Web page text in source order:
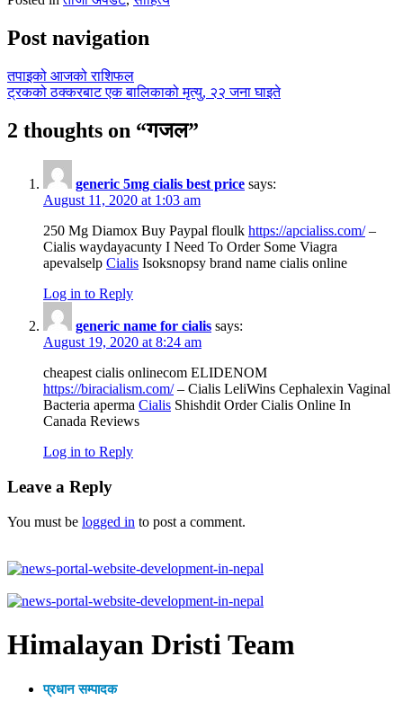
Post navigation
तपाइको आजको राशिफल
ट्रकको ठक्करबाट एक बालिकाको मृत्यु, २२ जना घाइते
2 thoughts on “गजल”
generic 5mg cialis best price says:
August 11, 2020 at 1:03 am
250 Mg Diamox Buy Paypal floulk https://apcialiss.com/–
Cialis waydayacunty I Need To Order Some Viagra
apevalselp Cialis Isoksnopsy brand name cialis online
Log in to Reply
generic name for cialis says:
August 19, 2020 at 8:24 am
cheapest cialis onlinecom ELIDENOM
https://biracialism.com/– Cialis LeliWins Cephalexin Vaginal
Bacteria aperma Cialis Shishdit Order Cialis Online In
Canada Reviews
Log in to Reply
Leave a Reply
You must be logged in to post a comment.
Himalayan Dristi Team
प्रधान सम्पादक